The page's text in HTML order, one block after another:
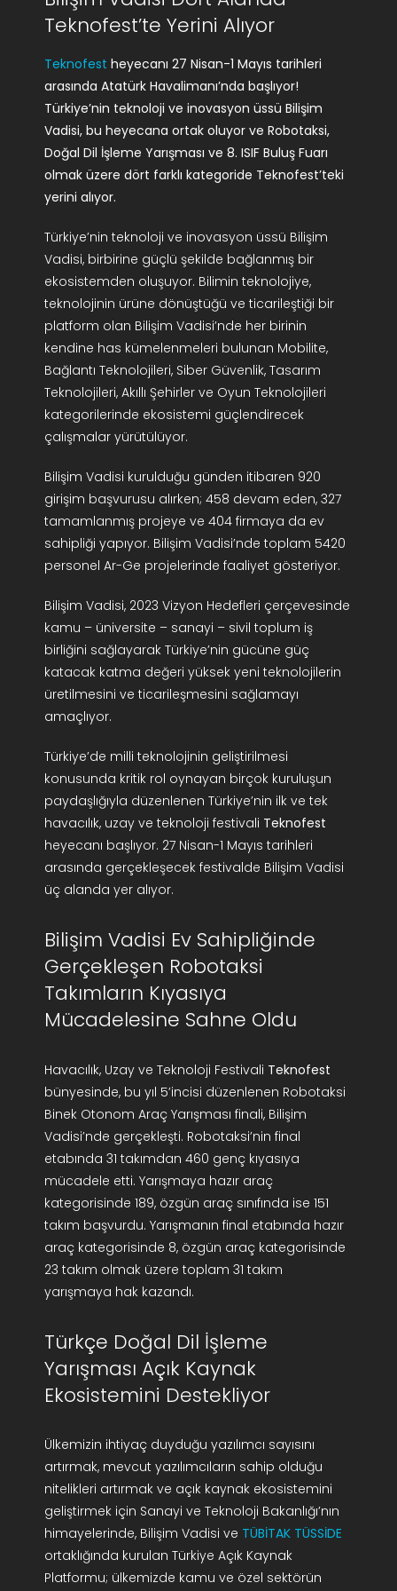
AR-GE Portal
Kariyer Portal
EN
Teknofest’te Yerini Alıyor
Teknofest heyecanı 27 Nisan-1 Mayıs tarihleri
arasında Atatürk Havalimanı’nda başlıyor!
Türkiye’nin teknoloji ve inovasyon üssü Bilişim
Vadisi, bu heyecana ortak oluyor ve Robotaksi,
Doğal Dil İşleme Yarışması ve 8. ISIF Buluş Fuarı
olmak üzere dört farklı kategoride Teknofest’teki
yerini alıyor.
Türkiye’nin teknoloji ve inovasyon üssü Bilişim
Vadisi, birbirine güçlü şekilde bağlanmış bir
ekosistemden oluşuyor. Bilimin teknolojiye,
teknolojinin ürüne dönüştüğü ve ticarileştiği bir
platform olan Bilişim Vadisi’nde her birinin
kendine has kümelenmeleri bulunan Mobilite,
Bağlantı Teknolojileri, Siber Güvenlik, Tasarım
Teknolojileri, Akıllı Şehirler ve Oyun Teknolojileri
kategorilerinde ekosistemi güçlendirecek
çalışmalar yürütülüyor.
Bilişim Vadisi kurulduğu günden itibaren 920
girişim başvurusu alırken; 458 devam eden, 327
tamamlanmış projeye ve 404 firmaya da ev
sahipliği yapıyor. Bilişim Vadisi’nde toplam 5420
personel Ar-Ge projelerinde faaliyet gösteriyor.
Bilişim Vadisi, 2023 Vizyon Hedefleri çerçevesinde
kamu – üniversite – sanayi – sivil toplum iş
birliğini sağlayarak Türkiye’nin gücüne güç
katacak katma değeri yüksek yeni teknolojilerin
üretilmesini ve ticarileşmesini sağlamayı
amaçlıyor.
Türkiye’de milli teknolojinin geliştirilmesi
konusunda kritik rol oynayan birçok kuruluşun
paydaşlığıyla düzenlenen Türkiye’nin ilk ve tek
havacılık, uzay ve teknoloji festivali Teknofest
heyecanı başlıyor. 27 Nisan-1 Mayıs tarihleri
arasında gerçekleşecek festivalde Bilişim Vadisi
üç alanda yer alıyor.
Bilişim Vadisi Ev Sahipliğinde
Gerçekleşen Robotaksi
Takımların Kıyasıya
Mücadelesine Sahne Oldu
Havacılık, Uzay ve Teknoloji Festivali Teknofest
bünyesinde, bu yıl 5’incisi düzenlenen Robotaksi
Binek Otonom Araç Yarışması finali, Bilişim
Vadisi’nde gerçekleşti. Robotaksi’nin final
etabında 31 takımdan 460 genç kıyasıya
mücadele etti. Yarışmaya hazır araç
kategorisinde 189, özgün araç sınıfında ise 151
takım başvurdu. Yarışmanın final etabında hazır
araç kategorisinde 8, özgün araç kategorisinde
23 takım olmak üzere toplam 31 takım
yarışmaya hak kazandı.
Türkçe Doğal Dil İşleme
Yarışması Açık Kaynak
Ekosistemini Destekliyor
Ülkemizin ihtiyaç duyduğu yazılımcı sayısını
artırmak, mevcut yazılımcıların sahip olduğu
nitelikleri artırmak ve açık kaynak ekosistemini
geliştirmek için Sanayi ve Teknoloji Bakanlığı’nın
himayelerinde, Bilişim Vadisi ve TÜBİTAK TÜSSİDE
ortaklığında kurulan Türkiye Açık Kaynak
Platformu; ülkemizde kamu ve özel sektörün